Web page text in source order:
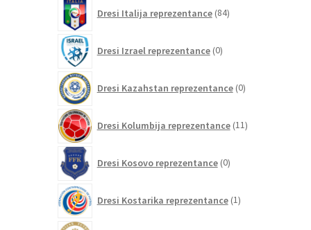
Dresi Italija reprezentance 84izdelkov
Dresi Izrael reprezentance 0izdelkov
Dresi Kazahstan reprezentance 0izdelkov
Dresi Kolumbija reprezentance 11izdelkov
Dresi Kosovo reprezentance 0izdelkov
Dresi Kostarika reprezentance 1izdelek